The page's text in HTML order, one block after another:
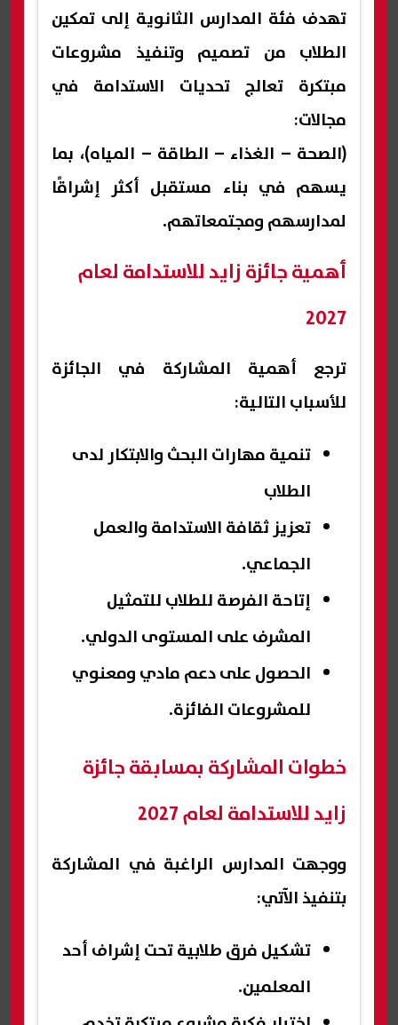
تهدف فئة المدارس الثانوية إلى تمكين
الطلاب من تصميم وتنفيذ مشروعات
مبتكرة تعالج تحديات الاستدامة في
مجالات:
(الصحة – الغذاء – الطاقة – المياه)، بما
يسهم في بناء مستقبل أكثر إشراقًا
لمدارسهم ومجتمعاتهم.
أهمية جائزة زايد للاستدامة لعام
2027
ترجع أهمية المشاركة في الجائزة
للأسباب التالية:
تنمية مهارات البحث والابتكار لدى
الطلاب
تعزيز ثقافة الاستدامة والعمل
الجماعي.
إتاحة الفرصة للطلاب للتمثيل
المشرف على المستوى الدولي.
الحصول على دعم مادي ومعنوي
للمشروعات الفائزة.
خطوات المشاركة بمسابقة جائزة
زايد للاستدامة لعام 2027
ووجهت المدارس الراغبة في المشاركة
بتنفيذ الآتي:
تشكيل فرق طلابية تحت إشراف أحد
المعلمين.